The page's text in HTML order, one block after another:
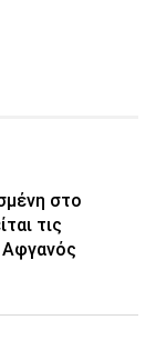
στο
τις
Αφγανός